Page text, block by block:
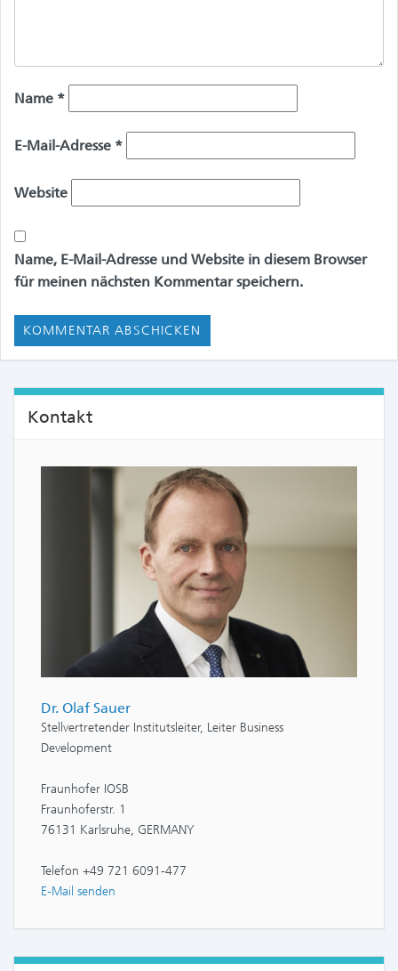
Name *
E-Mail-Adresse *
Website
Name, E-Mail-Adresse und Website in diesem Browser
für meinen nächsten Kommentar speichern.
Kontakt
Dr. Olaf Sauer
Stellvertretender Institutsleiter, Leiter Business
Development
Fraunhofer IOSB
Fraunhoferstr. 1
76131 Karlsruhe, GERMANY
Telefon +49 721 6091-477
E-Mail senden